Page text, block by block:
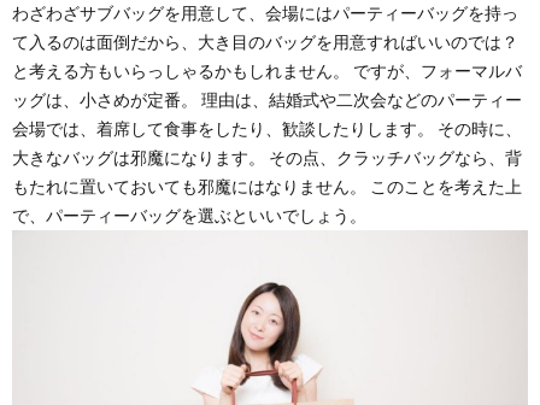
わざわざサブバッグを用意して、会場にはパーティーバッグを持っ
て入るのは面倒だから、大き目のバッグを用意すればいいのでは？
と考える方もいらっしゃるかもしれません。 ですが、フォーマルバ
ッグは、小さめが定番。 理由は、結婚式や二次会などのパーティー
会場では、着席して食事をしたり、歓談したりします。 その時に、
大きなバッグは邪魔になります。 その点、クラッチバッグなら、背
もたれに置いておいても邪魔にはなりません。 このことを考えた上
で、パーティーバッグを選ぶといいでしょう。